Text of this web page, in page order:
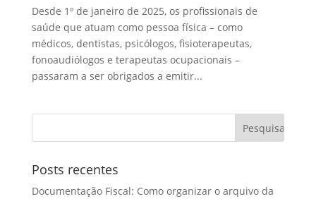
Desde 1º de janeiro de 2025, os profissionais de
saúde que atuam como pessoa física – como
médicos, dentistas, psicólogos, fisioterapeutas,
fonoaudiólogos e terapeutas ocupacionais –
passaram a ser obrigados a emitir...
Posts recentes
Documentação Fiscal: Como organizar o arquivo da